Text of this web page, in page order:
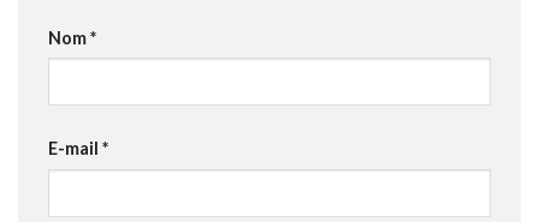
Nom*
E-mail *